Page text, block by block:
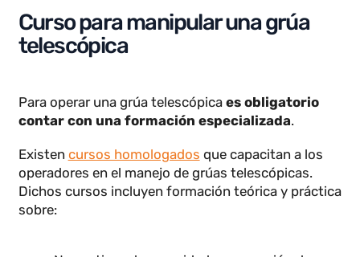
segunda mano
a precios más accesibles,
puede implicar riesgossi no se cuenta con un
historial del uso y el mantenimiento que se le ha
Siempre se recomienda adquirir equipos de fuentes
confiables y con garantía.
Curso para manipular una grúa
telescópica